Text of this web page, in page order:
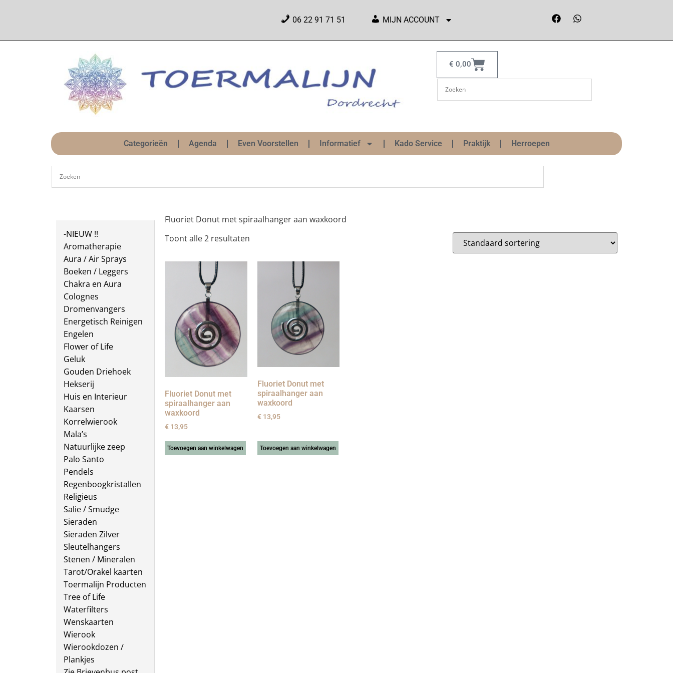
06 22 91 71 51 MIJN ACCOUNT
€ 0,00
Categorieën Agenda Even Voorstellen Informatief Kado Service Praktijk Herroepen
-NIEUW !!
Aromatherapie
Aura / Air Sprays
Boeken / Leggers
Chakra en Aura
Colognes
Dromenvangers
Energetisch Reinigen
Engelen
Flower of Life
Geluk
Gouden Driehoek
Hekserij
Huis en Interieur
Kaarsen
Korrelwierook
Mala’s
Natuurlijke zeep
Palo Santo
Pendels
Regenboogkristallen
Religieus
Salie / Smudge
Sieraden
Sieraden Zilver
Sleutelhangers
Stenen / Mineralen
Tarot/Orakel kaarten
Toermalijn Producten
Tree of Life
Waterfilters
Wenskaarten
Wierook
Wierookdozen /
Plankjes
Fluoriet Donut met spiraalhanger aan waxkoord
Toont alle 2 resultaten
Fluoriet Donut met
spiraalhanger aan
waxkoord
€13,95
Toevoegen aan winkelwagen
Fluoriet Donut met
spiraalhanger aan
waxkoord
€13,95
Toevoegen aan winkelwagen